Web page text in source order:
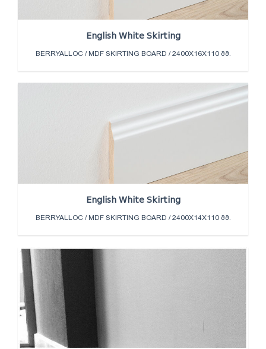
English White Skirting
BERRYALLOC / MDF SKIRTING BOARD / 2400X16X110 ᲛᲛ.
English White Skirting
BERRYALLOC / MDF SKIRTING BOARD / 2400X14X110 ᲛᲛ.